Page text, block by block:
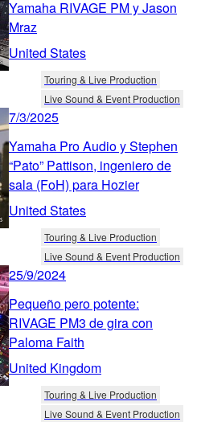
Yamaha RIVAGE PM y Jason
Mraz
United States
Touring & Live Production
Live Sound & Event Production
7/3/2025
Yamaha Pro Audio y Stephen
“Pato” Pattison, ingeniero de
sala (FoH) para Hozier
United States
Touring & Live Production
Live Sound & Event Production
25/9/2024
Pequeño pero potente:
RIVAGE PM3 de gira con
Paloma Faith
United Kingdom
Touring & Live Production
Live Sound & Event Production